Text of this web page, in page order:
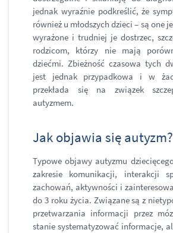
jednak wyraźnie podkreślić, że
również u młodszych dzieci – są one
wyrażone i trudniej je dostrzec,
rodzicom, którzy nie mają
dziećmi. Zbieżność czasowa tych
jest jednak przypadkowa i w
przekłada się na związek
autyzmem.
Jak objawia się autyzm?
Typowe objawy autyzmu
zakresie komunikacji, interakcji
zachowań, aktywności i
do 3 roku życia. Związane są z
przetwarzania informacji przez
stanie systematyzować informacje,